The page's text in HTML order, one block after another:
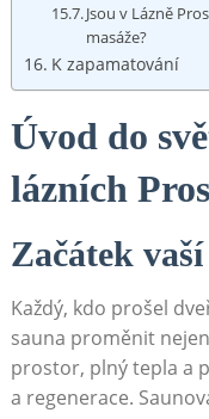
Jsou v Lázně
masáže?
K zapamatování
Úvod do
lázních
Začátek
Každý, kdo prošel
sauna proměnit
prostor, plný tepla a
a regenerace.